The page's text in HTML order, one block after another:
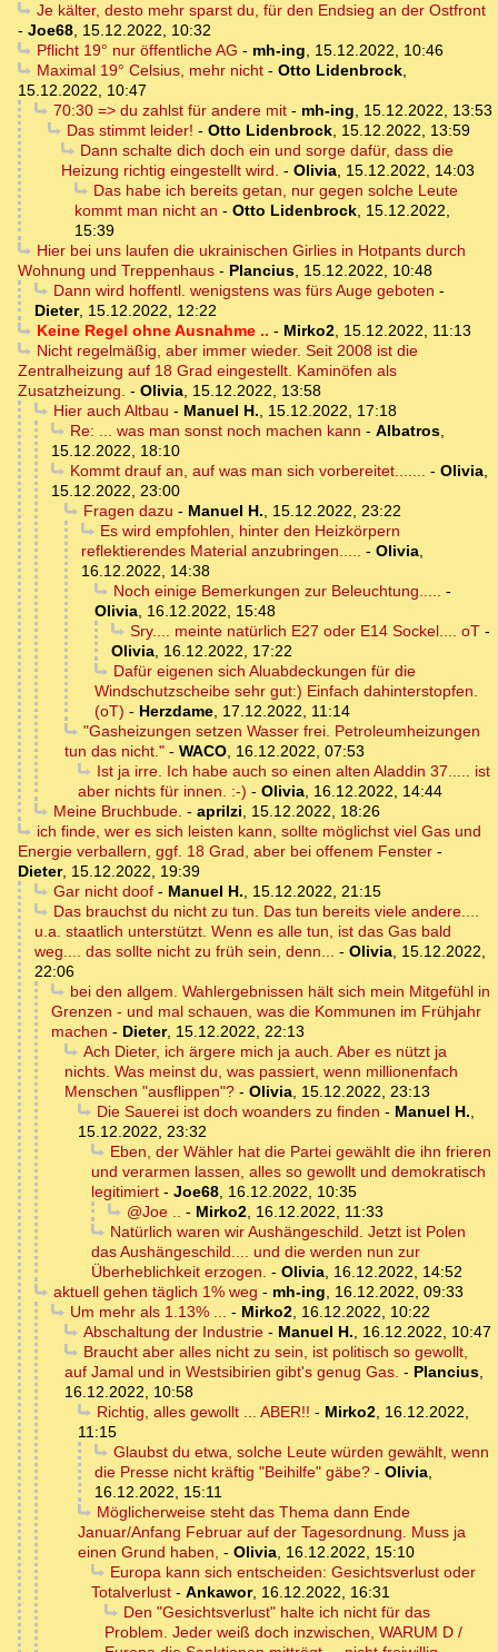
Je kälter, desto mehr sparst du, für den Endsieg an der Ostfront
- Joe68, 15.12.2022, 10:32
Pflicht 19° nur öffentliche AG - mh-ing, 15.12.2022, 10:46
Maximal 19° Celsius, mehr nicht- Otto Lidenbrock,
15.12.2022, 10:47
70:30 => du zahlst für andere mit- mh-ing, 15.12.2022, 13:53
Das stimmt leider! - Otto Lidenbrock, 15.12.2022, 13:59
Dann schalte dich doch ein und sorge dafür, dass die
Heizung richtig eingestellt wird. - Olivia, 15.12.2022, 14:03
Das habe ich bereits getan, nur gegen solche Leute
kommt man nicht an - Otto Lidenbrock, 15.12.2022,
15:39
Hier bei uns laufen die ukrainischen Girlies in Hotpants durch
Wohnung und Treppenhaus - Plancius, 15.12.2022, 10:48
Dann wird hoffentl. wenigstens was fürs Auge geboten -
Dieter, 15.12.2022, 12:22
Keine Regel ohne Ausnahme .. - Mirko2, 15.12.2022, 11:13
Nicht regelmäßig, aber immer wieder. Seit 2008 ist die
Zentralheizung auf 18 Grad eingestellt. Kaminöfen als
Zusatzheizung. - Olivia, 15.12.2022, 13:58
Hier auch Altbau - Manuel H., 15.12.2022, 17:18
Re: ... was man sonst noch machen kann - Albatros,
15.12.2022, 18:10
Kommt drauf an, auf was man sich vorbereitet....... - Olivia,
15.12.2022, 23:00
Fragen dazu - Manuel H., 15.12.2022, 23:22
Es wird empfohlen, hinter den Heizkörpern
reflektierendes Material anzubringen..... - Olivia,
16.12.2022, 14:38
Noch einige Bemerkungen zur Beleuchtung..... -
Olivia, 16.12.2022, 15:48
Sry.... meinte natürlich E27 oder E14 Sockel.... oT-
Olivia, 16.12.2022, 17:22
Dafür eigenen sich Aluabdeckungen für die
Windschutzscheibe sehr gut:) Einfach dahinterstopfen.
(oT) - Herzdame, 17.12.2022, 11:14
"Gasheizungen setzen Wasser frei. Petroleumheizungen
tun das nicht." - WACO, 16.12.2022, 07:53
Ist ja irre. Ich habe auch so einen alten Aladdin 37..... ist
aber nichts für innen. :-) - Olivia, 16.12.2022, 14:44
Meine Bruchbude. - aprilzi, 15.12.2022, 18:26
ich finde, wer es sich leisten kann, sollte möglichst viel Gas und
Energie verballern, ggf. 18 Grad, aber bei offenem Fenster -
Dieter, 15.12.2022, 19:39
Gar nicht doof- Manuel H., 15.12.2022, 21:15
Das brauchst du nicht zu tun. Das tun bereits viele andere....
u.a. staatlich unterstützt. Wenn es alle tun, ist das Gas bald
weg.... das sollte nicht zu früh sein, denn... - Olivia, 15.12.2022,
22:06
bei den allgem. Wahlergebnissen hält sich mein Mitgefühl in
Grenzen - und mal schauen, was die Kommunen im Frühjahr
machen - Dieter, 15.12.2022, 22:13
Ach Dieter, ich ärgere mich ja auch. Aber es nützt ja
nichts. Was meinst du, was passiert, wenn millionenfach
Menschen "ausflippen"? - Olivia, 15.12.2022, 23:13
Die Sauerei ist doch woanders zu finden - Manuel H.,
15.12.2022, 23:32
Eben, der Wähler hat die Partei gewählt die ihn frieren
und verarmen lassen, alles so gewollt und demokratisch
legitimiert - Joe68, 16.12.2022, 10:35
@Joe .. - Mirko2, 16.12.2022, 11:33
Natürlich waren wir Aushängeschild. Jetzt ist Polen
das Aushängeschild.... und die werden nun zur
Überheblichkeit erzogen. - Olivia, 16.12.2022, 14:52
aktuell gehen täglich 1% weg - mh-ing, 16.12.2022, 09:33
Um mehr als 1.13% ... - Mirko2, 16.12.2022, 10:22
Abschaltung der Industrie- Manuel H., 16.12.2022, 10:47
Braucht aber alles nicht zu sein, ist politisch so gewollt,
auf Jamal und in Westsibirien gibt's genug Gas. - Plancius,
16.12.2022, 10:58
Richtig, alles gewollt ... ABER!! - Mirko2, 16.12.2022,
11:15
Glaubst du etwa, solche Leute würden gewählt, wenn
die Presse nicht kräftig "Beihilfe" gäbe? - Olivia,
16.12.2022, 15:11
Möglicherweise steht das Thema dann Ende
Januar/Anfang Februar auf der Tagesordnung. Muss ja
einen Grund haben, - Olivia, 16.12.2022, 15:10
Europa kann sich entscheiden: Gesichtsverlust oder
Totalverlust - Ankawor, 16.12.2022, 16:31
Den "Gesichtsverlust" halte ich nicht für das
Problem. Jeder weiß doch inzwischen, WARUM D /